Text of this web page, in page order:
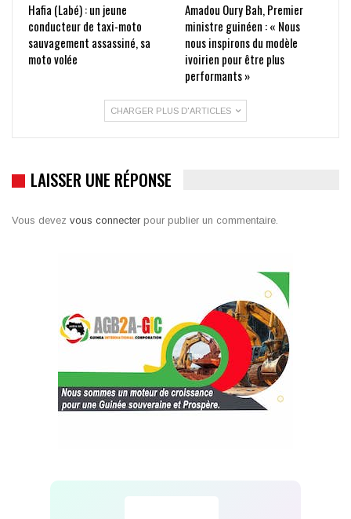
Hafia (Labé) : un jeune
conducteur de taxi-moto
sauvagement assassiné, sa
moto volée
Amadou Oury Bah, Premier
ministre guinéen : « Nous
nous inspirons du modèle
ivoirien pour être plus
performants »
CHARGER PLUS D'ARTICLES
LAISSER UNE RÉPONSE
Vous devez vous connecter pour publier un commentaire.